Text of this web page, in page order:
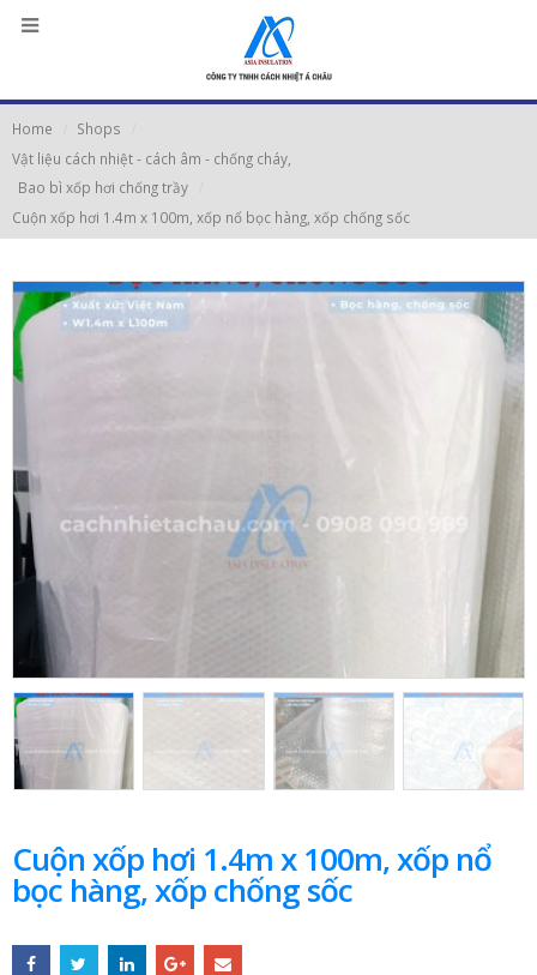
Home
Shops
Vật liệu cách nhiệt - cách âm - chống cháy
Bao bì xốp hơi chống trầy
Cuộn xốp hơi 1.4m x 100m, xốp nổ bọc hàng, xốp chống sốc
Cuộn xốp hơi 1.4m x 100m, xốp nổ
bọc hàng, xốp chống sốc